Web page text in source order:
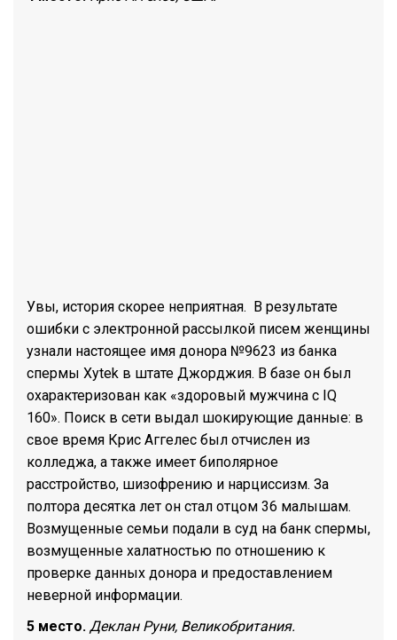
Увы, история скорее неприятная. В результате
ошибки с электронной рассылкой писем женщины
узнали настоящее имя донора №9623 из банка
спермы Xytek в штате Джорджия. В базе он был
охарактеризован как «здоровый мужчина с IQ
160». Поиск в сети выдал шокирующие данные: в
свое время Крис Аггелес был отчислен из
колледжа, а также имеет биполярное
расстройство, шизофрению и нарциссизм. За
полтора десятка лет он стал отцом 36 малышам.
Возмущенные семьи подали в суд на банк спермы,
возмущенные халатностью по отношению к
проверке данных донора и предоставлением
неверной информации.
5 место. Деклан Руни, Великобритания.